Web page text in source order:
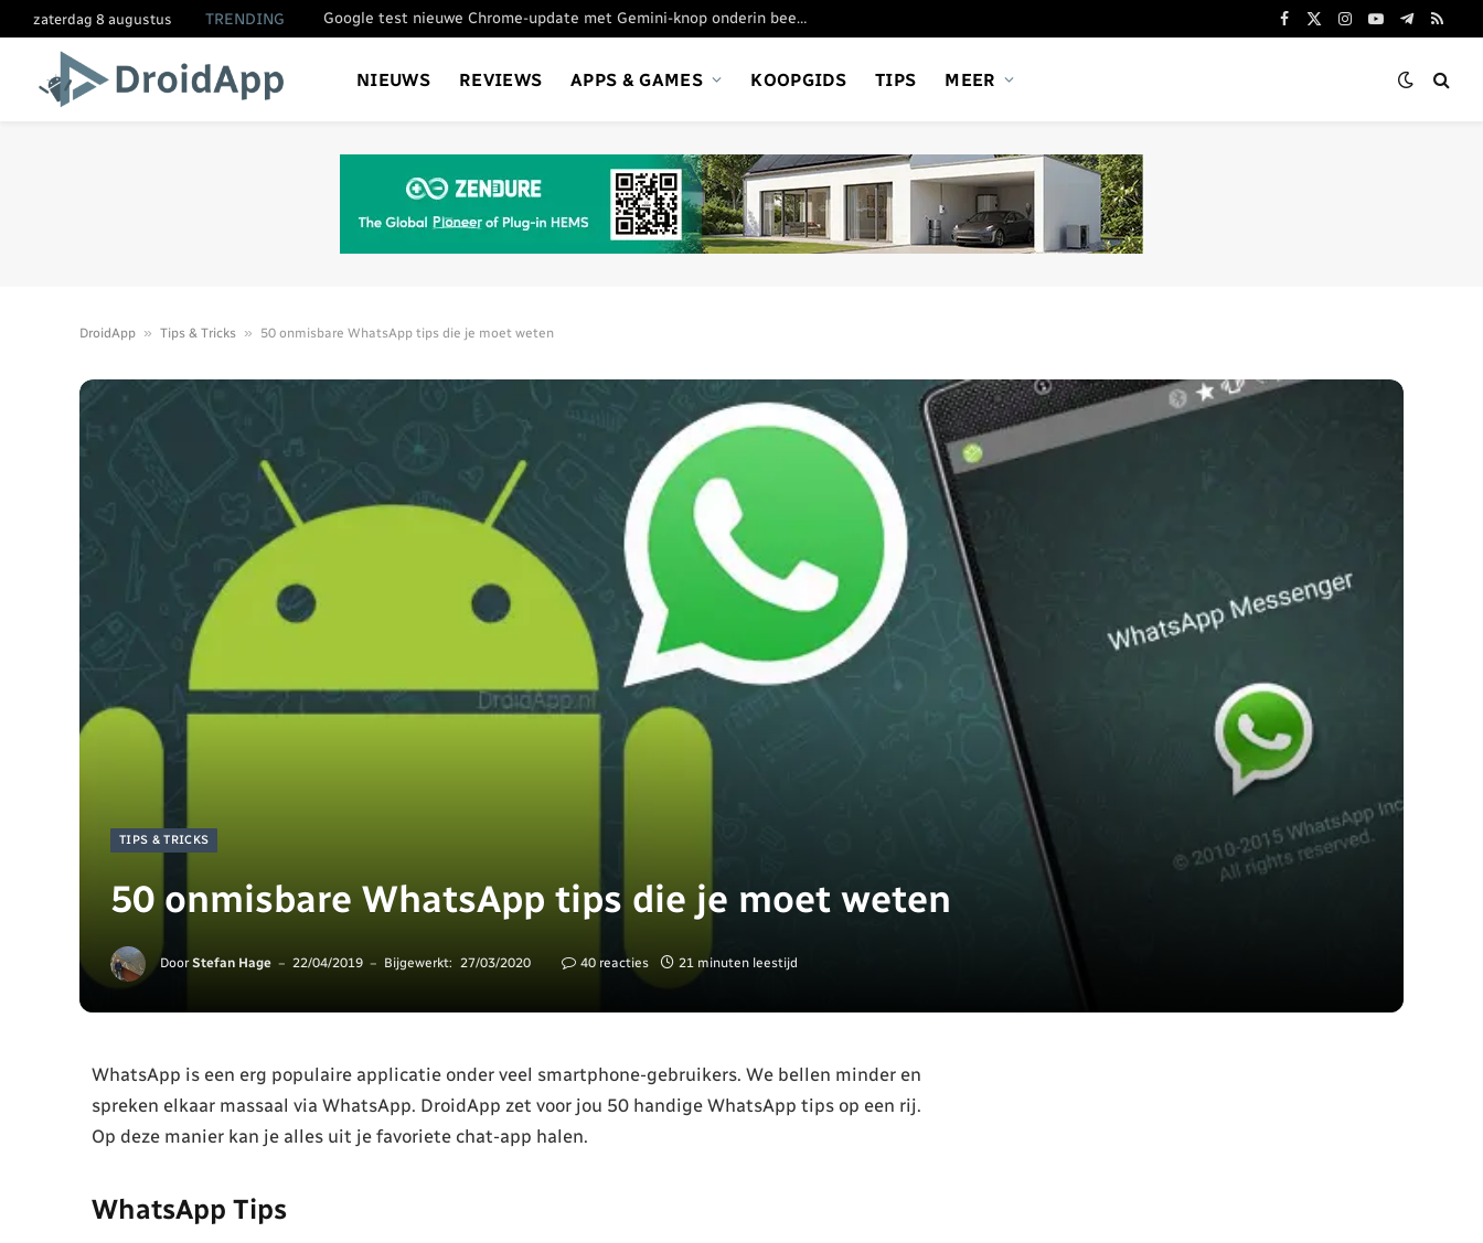
zaterdag 8 augustus TRENDING Google test nieuwe Chrome-update met Gemini-knop onderin beeld
Facebook
X
Instagram
YouTube
Telegram
RSS
NIEUWS REVIEWS APPS & GAMES KOOPGIDS TIPS MEER
DroidApp » Tips & Tricks » 50 onmisbare WhatsApp tips die je moet weten
TIPS & TRICKS
50 onmisbare WhatsApp tips die je moet weten
Door Stefan Hage 22/04/2019 Bijgewerkt: 27/03/2020 40 reacties 21 minuten leestijd
WhatsApp is een erg populaire applicatie onder veel smartphone-gebruikers. We bellen minder en
spreken elkaar massaal via WhatsApp. DroidApp zet voor jou 50 handige WhatsApp tips op een rij.
Op deze manier kan je alles uit je favoriete chat-app halen.
WhatsApp Tips